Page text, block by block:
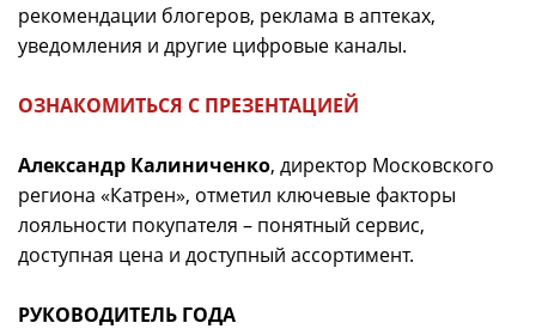
рекомендации блогеров, реклама в аптеках,
уведомления и другие цифровые каналы.
ОЗНАКОМИТЬСЯ С ПРЕЗЕНТАЦИЕЙ
Александр Калиниченко, директор Московского
региона «Катрен», отметил ключевые факторы
лояльности покупателя – понятный сервис,
доступная цена и доступный ассортимент.
РУКОВОДИТЕЛЬ ГОДА